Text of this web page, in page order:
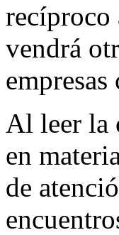
recíproco
vendrá
Al leer la
en
de